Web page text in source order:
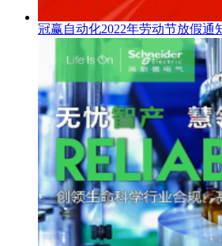
冠赢自动化2022年劳动节放假通